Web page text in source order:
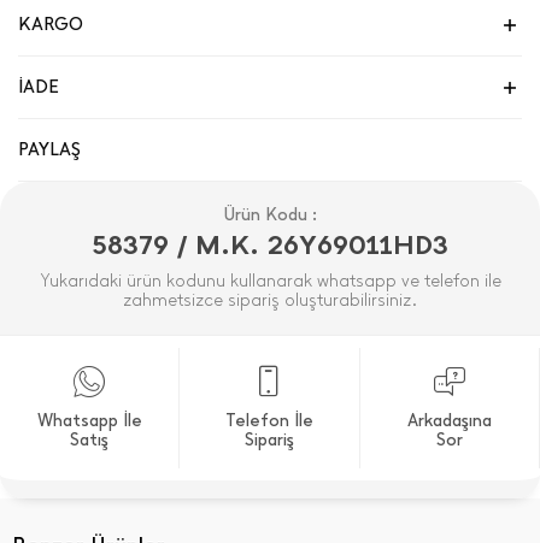
KARGO
İADE
PAYLAŞ
Ürün Kodu :
58379 / M.K. 26Y69011HD3
Yukarıdaki ürün kodunu kullanarak whatsapp ve telefon ile
zahmetsizce sipariş oluşturabilirsiniz.
Whatsapp İle
Satış
Telefon İle
Sipariş
Arkadaşına
Sor